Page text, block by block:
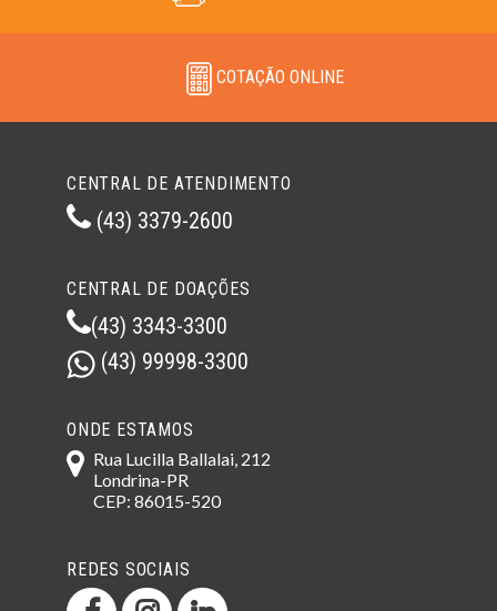
COTAÇÃO ONLINE
CENTRAL DE ATENDIMENTO
(43) 3379-2600
CENTRAL DE DOAÇÕES
(43) 3343-3300
(43) 99998-3300
ONDE ESTAMOS
Rua Lucilla Ballalai, 212
Londrina-PR
CEP: 86015-520
REDES SOCIAIS